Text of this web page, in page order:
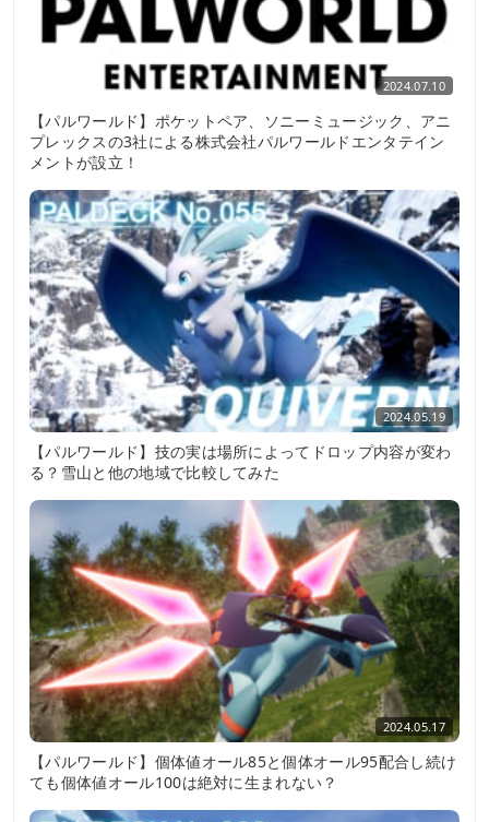
2024.07.10
【パルワールド】ポケットペア、ソニーミュージック、アニ
プレックスの3社による株式会社パルワールドエンタテイン
メントが設立！
2024.05.19
【パルワールド】技の実は場所によってドロップ内容が変わ
る？雪山と他の地域で比較してみた
2024.05.17
【パルワールド】個体値オール85と個体オール95配合し続け
ても個体値オール100は絶対に生まれない？